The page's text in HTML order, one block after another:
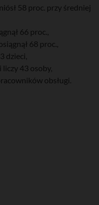
58 proc. przy średniej
66 proc.,
68 proc.,
dzieci,
43 osoby,
obsługi.